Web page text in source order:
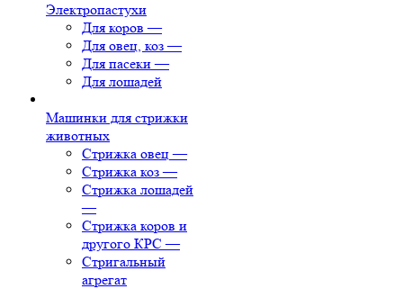
Электропастухи
Для коров —
Для овец, коз —
Для пасеки —
Для лошадей
Машинки для стрижки
животных
Стрижка овец —
Стрижка коз —
Стрижка лошадей
—
Стрижка коров и
другого КРС —
Стригальный
агрегат